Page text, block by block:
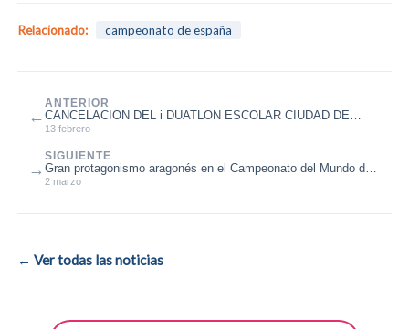
Relacionado: campeonato de españa
←
ANTERIOR
CANCELACION DEL i DUATLON ESCOLAR CIUDAD DE
HUESCA
13 febrero
SIGUIENTE
Gran protagonismo aragonés en el Campeonato del Mundo de
Triatlón de Invierno de...
2 marzo
→
← Ver todas las noticias